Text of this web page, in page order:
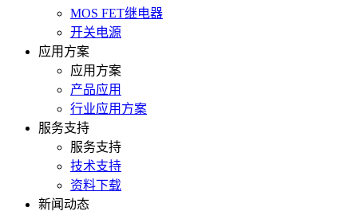
MOS FET继电器
开关电源
应用方案
应用方案
产品应用
行业应用方案
服务支持
服务支持
技术支持
资料下载
新闻动态